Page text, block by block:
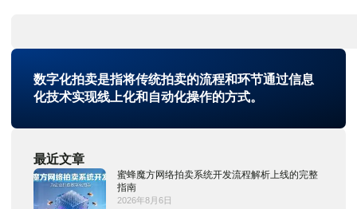
数字化拍卖是指将传统拍卖的流程和环节通过信息
化技术实现线上化和自动化操作的方式。
最近文章
蜜蜂魔方网络拍卖系统开发流程解析上线的完整
指南
2026年8月6日